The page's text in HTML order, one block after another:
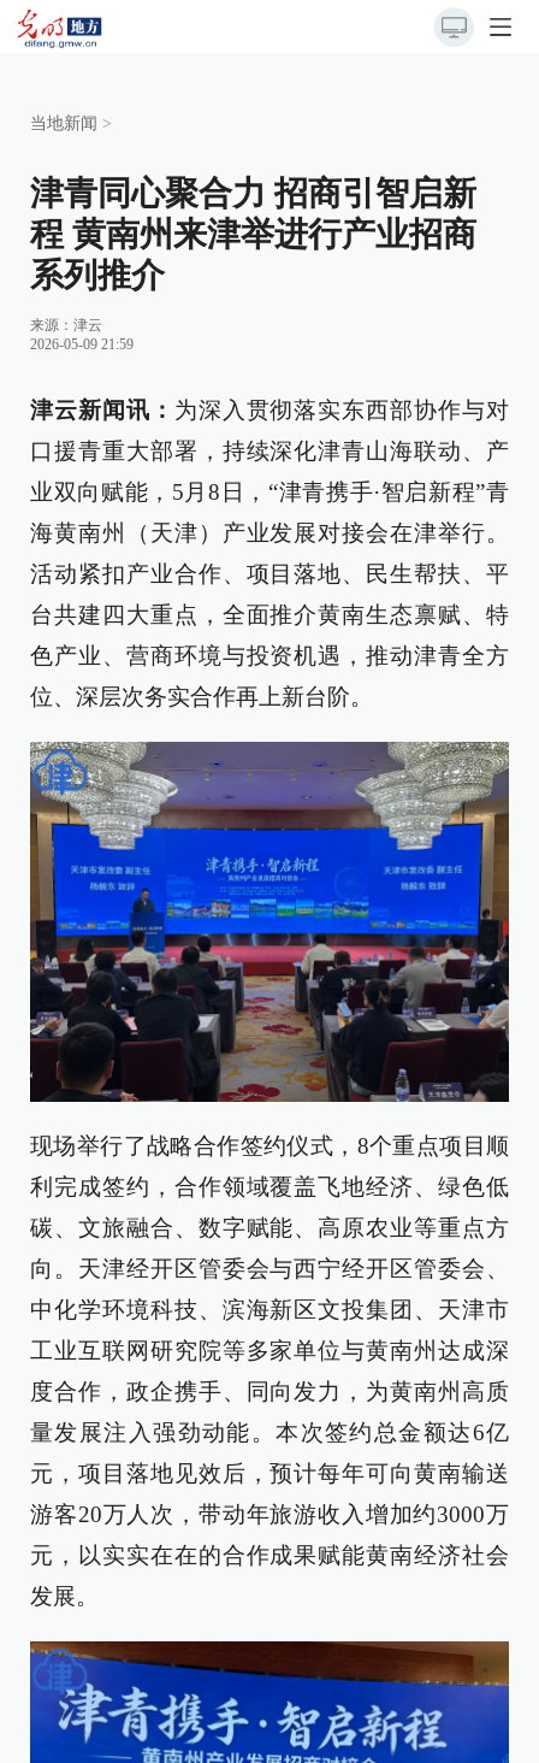
当地新闻 >
津青同心聚合力 招商引智启新
程 黄南州来津举进行产业招商
系列推介
来源： 津云
2026-05-09 21:59
津云新闻讯： 为深入贯彻落实东西部协作与对
口援青重大部署，持续深化津青山海联动、产
业双向赋能，5月8日，“津青携手·智启新程”青
海黄南州（天津）产业发展对接会在津举行。
活动紧扣产业合作、项目落地、民生帮扶、平
台共建四大重点，全面推介黄南生态禀赋、特
色产业、营商环境与投资机遇，推动津青全方
位、深层次务实合作再上新台阶。
现场举行了战略合作签约仪式，8个重点项目顺
利完成签约，合作领域覆盖飞地经济、绿色低
碳、文旅融合、数字赋能、高原农业等重点方
向。天津经开区管委会与西宁经开区管委会、
中化学环境科技、滨海新区文投集团、天津市
工业互联网研究院等多家单位与黄南州达成深
度合作，政企携手、同向发力，为黄南州高质
量发展注入强劲动能。本次签约总金额达6亿
元，项目落地见效后，预计每年可向黄南输送
游客20万人次，带动年旅游收入增加约3000万
元，以实实在在的合作成果赋能黄南经济社会
发展。